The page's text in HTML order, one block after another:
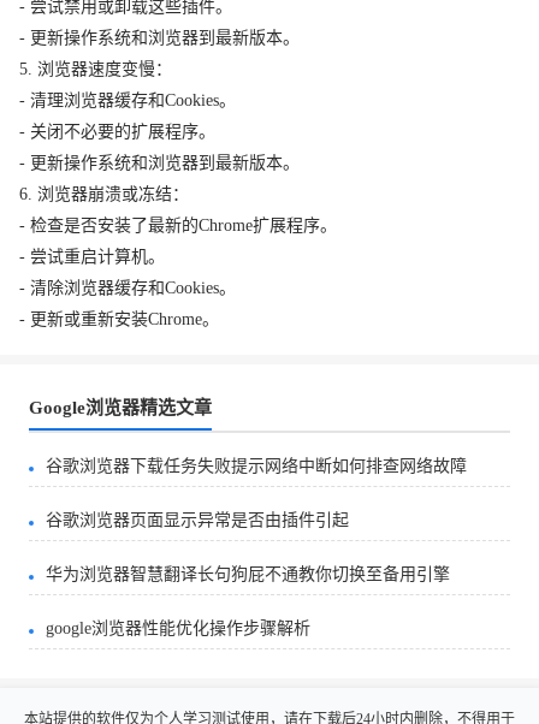
- 尝试禁用或卸载这些插件。
- 更新操作系统和浏览器到最新版本。
5. 浏览器速度变慢：
- 清理浏览器缓存和Cookies。
- 关闭不必要的扩展程序。
- 更新操作系统和浏览器到最新版本。
6. 浏览器崩溃或冻结：
- 检查是否安装了最新的Chrome扩展程序。
- 尝试重启计算机。
- 清除浏览器缓存和Cookies。
- 更新或重新安装Chrome。
Google浏览器精选文章
谷歌浏览器下载任务失败提示网络中断如何排查网络故障
谷歌浏览器页面显示异常是否由插件引起
华为浏览器智慧翻译长句狗屁不通教你切换至备用引擎
google浏览器性能优化操作步骤解析
本站提供的软件仅为个人学习测试使用，请在下载后24小时内删除，不得用于